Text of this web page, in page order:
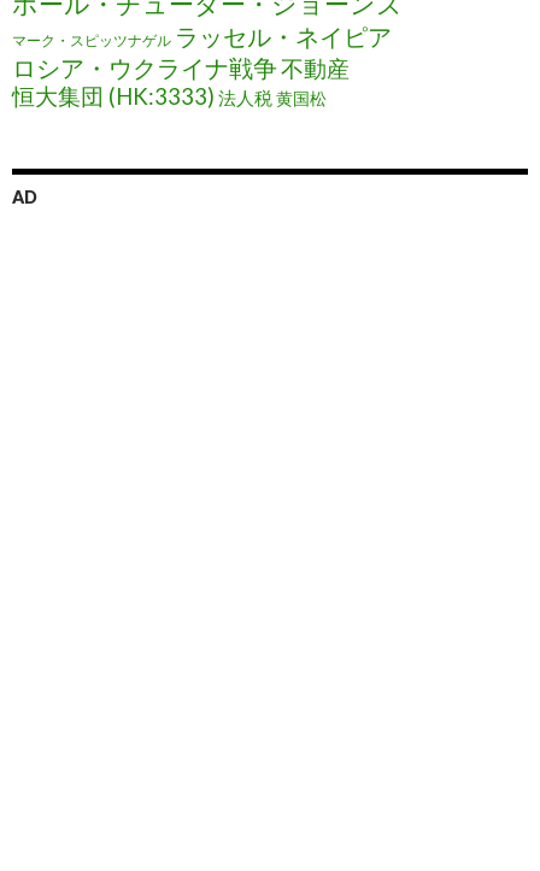
マーク・スピッツナゲル ラッセル・ネイピア
ロシア・ウクライナ戦争不動産
恒大集団 (HK:3333) 法人税黄国松
AD